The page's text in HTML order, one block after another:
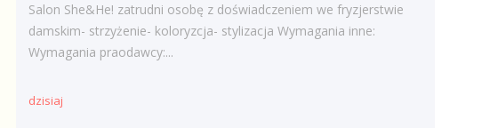
admin-Aktywizacja zawodowa osób
Salon She&He! zatrudni osobę z doświadczeniem we fryzjerstwie
damskim- strzyżenie- koloryzcja- stylizacja Wymagania inne:
Wymagania praodawcy:...
dzisiaj